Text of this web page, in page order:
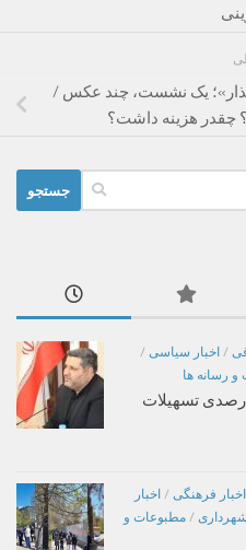
یک نشست، چند عکس /
چقدر هزینه داشت؟
/ اخبار سیاسی /
رسانه ها
تربت‌حیدریه از رشد ۱۰۰ درصدی تسهیلات
اخبار فرهنگی / اخبار
/ مطبوعات و